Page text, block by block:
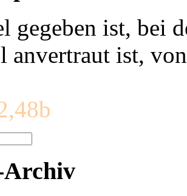
gegeben ist, bei
anvertraut ist,